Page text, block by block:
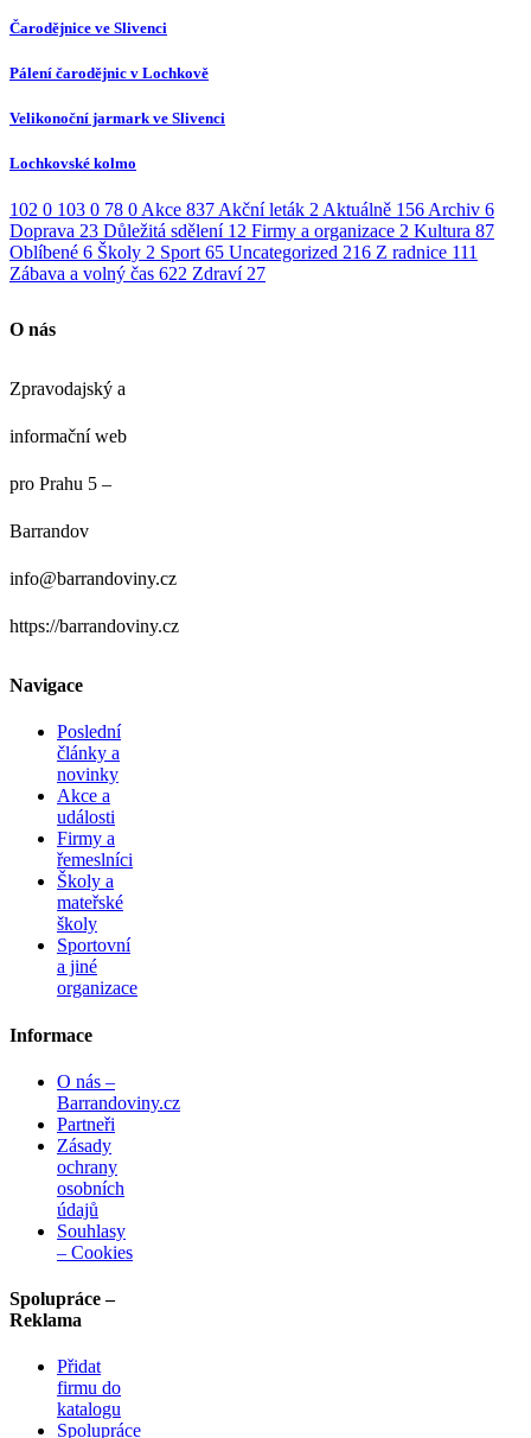
Čarodějnice ve Slivenci
Pálení čarodějnic v Lochkově
Velikonoční jarmark ve Slivenci
Lochkovské kolmo
102 0 103 0 78 0 Akce 837 Akční leták 2 Aktuálně 156 Archiv 6
Doprava 23 Důležitá sdělení 12 Firmy a organizace 2 Kultura 87
Oblíbené 6 Školy 2 Sport 65 Uncategorized 216 Z radnice 111
Zábava a volný čas 622 Zdraví 27
O nás
Zpravodajský a
informační web
pro Prahu 5 –
Barrandov
info@barrandoviny.cz
https://barrandoviny.cz
Navigace
Poslední
články a
novinky
Akce a
události
Firmy a
řemeslníci
Školy a
mateřské
školy
Sportovní
a jiné
organizace
Informace
O nás –
Barrandoviny.cz
Partneři
Zásady
ochrany
osobních
údajů
Souhlasy
– Cookies
Spolupráce –
Reklama
Přidat
firmu do
katalogu
Spolupráce